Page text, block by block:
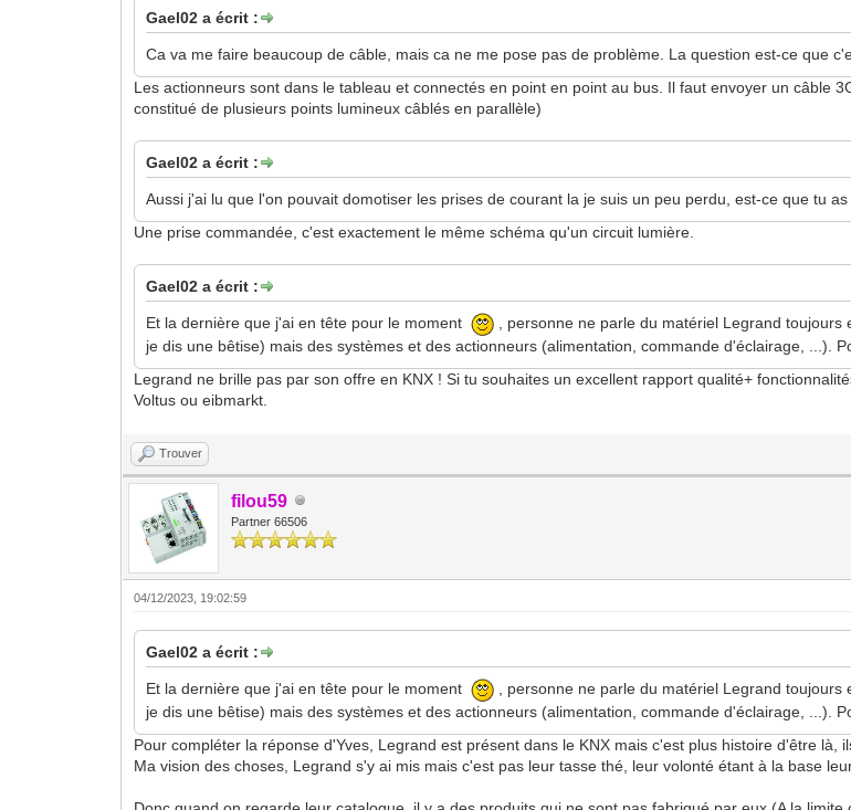
Gael02 a écrit :
Ca va me faire beaucoup de câble, mais ca ne me pose pas de problème. La question est-ce que
Les actionneurs sont dans le tableau et connectés en point en point au bus. Il faut envoyer un câble
constitué de plusieurs points lumineux câblés en parallèle)
Gael02 a écrit :
Aussi j'ai lu que l'on pouvait domotiser les prises de courant la je suis un peu perdu, est-ce que tu
Une prise commandée, c'est exactement le même schéma qu'un circuit lumière.
Gael02 a écrit :
Et la dernière que j'ai en tête pour le moment
, personne ne parle du matériel Legrand
je dis une bêtise) mais des systèmes et des actionneurs (alimentation, commande d'éclairage, ...).
Legrand ne brille pas par son offre en KNX ! Si tu souhaites un excellent rapport qualité+
Voltus ou eibmarkt.
Trouver
filou59
Partner 66506
04/12/2023, 19:02:59
Gael02 a écrit :
Et la dernière que j'ai en tête pour le moment
, personne ne parle du matériel Legrand
je dis une bêtise) mais des systèmes et des actionneurs (alimentation, commande d'éclairage, ...).
Pour compléter la réponse d'Yves, Legrand est présent dans le KNX mais c'est plus histoire d'être là,
Ma vision des choses, Legrand s'y ai mis mais c'est pas leur tasse thé, leur volonté étant à la base